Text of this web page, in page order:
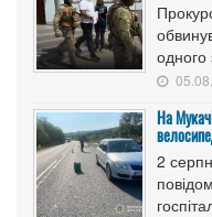
одного
На
2